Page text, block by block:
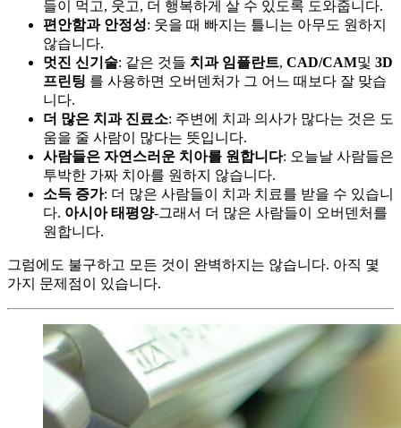
들이 먹고, 웃고, 더 행복하게 살 수 있도록 도와줍니다.
편안함과 안정성: 웃을 때 빠지는 틀니는 아무도 원하지
않습니다.
멋진 신기술: 같은 것들 치과 임플란트, CAD/CAM및 3D
프린팅 를 사용하면 오버덴처가 그 어느 때보다 잘 맞습
니다.
더 많은 치과 진료소: 주변에 치과 의사가 많다는 것은 도
움을 줄 사람이 많다는 뜻입니다.
사람들은 자연스러운 치아를 원합니다: 오늘날 사람들은
투박한 가짜 치아를 원하지 않습니다.
소득 증가: 더 많은 사람들이 치과 치료를 받을 수 있습니
다. 아시아 태평양-그래서 더 많은 사람들이 오버덴처를
원합니다.
그럼에도 불구하고 모든 것이 완벽하지는 않습니다. 아직 몇
가지 문제점이 있습니다.